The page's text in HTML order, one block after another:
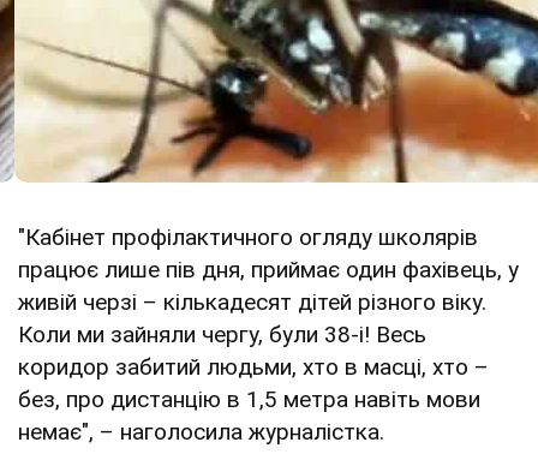
"Кабінет профілактичного огляду школярів
працює лише пів дня, приймає один фахівець, у
живій черзі – кількадесят дітей різного віку.
Коли ми зайняли чергу, були 38-і! Весь
коридор забитий людьми, хто в масці, хто –
без, про дистанцію в 1,5 метра навіть мови
немає", – наголосила журналістка.